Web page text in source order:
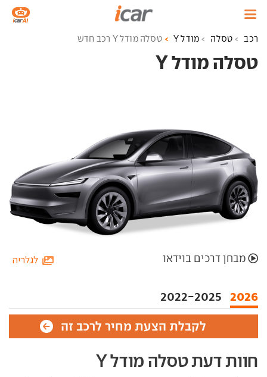
רכב טסלה מודל Y טסלה מודל Y רכב חדש
טסלה מודל Y ‏
2026
2022-2025
לגלריה מבחן דרכים בוידאו
לקבלת הצעת מחיר לרכב זה
חוות דעת טסלה מודל Y